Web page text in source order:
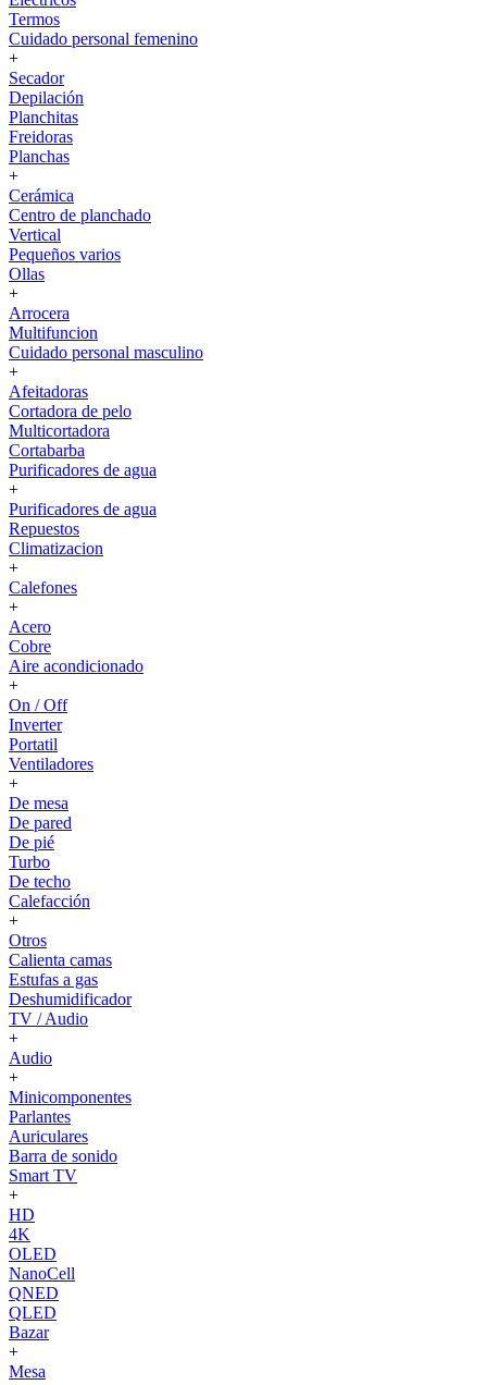
Termos
Cuidado personal femenino
+
Secador
Depilación
Planchitas
Freidoras
Planchas
+
Cerámica
Centro de planchado
Vertical
Pequeños varios
Ollas
+
Arrocera
Multifuncion
Cuidado personal masculino
+
Afeitadoras
Cortadora de pelo
Multicortadora
Cortabarba
Purificadores de agua
+
Purificadores de agua
Repuestos
Climatizacion
+
Calefones
+
Acero
Cobre
Aire acondicionado
+
On / Off
Inverter
Portatil
Ventiladores
+
De mesa
De pared
De pié
Turbo
De techo
Calefacción
+
Otros
Calienta camas
Estufas a gas
Deshumidificador
TV / Audio
+
Audio
+
Minicomponentes
Parlantes
Auriculares
Barra de sonido
Smart TV
+
HD
4K
OLED
NanoCell
QNED
QLED
Bazar
+
Mesa